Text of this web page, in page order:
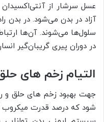
عسل سرشار از
آزاد در بدن می‌شود. در بدن
سلول‌ها می‌شوند. آن‌ها
در دوران پیری گریبان‌گیر
التیام زخم های
جهت بهبود زخم های حلق و
شود که درصد قدرت میکروب